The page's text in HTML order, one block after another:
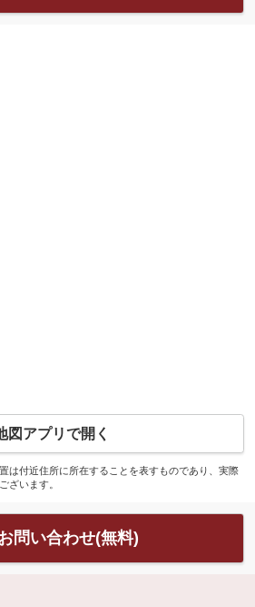
図アプリで開く
は付近住所に所在することを表すものであり、実際
ざいます。
問い合わせ(無料)